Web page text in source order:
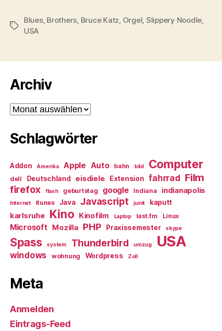
Schlagwörter
Blues, Brothers Bruce Katz Orgel Slippery Noodle
USA
Archiv
Archiv
Schlagwörter
Addon Amerika Apple Auto bahn bild Computer
dell Deutschland eisdiele Extension fahrrad Film
firefox flash geburtstag google Indiana indianapolis
Internet itunes Java Javascript junit kaputt
karlsruhe Kino Kinofilm Laptop last.fm Linux
Microsoft Mozilla PHP Praxissemester skype
Spass system Thunderbird umzug USA
windows wohnung Wordpress Zoll
Meta
Anmelden
Eintrags-Feed